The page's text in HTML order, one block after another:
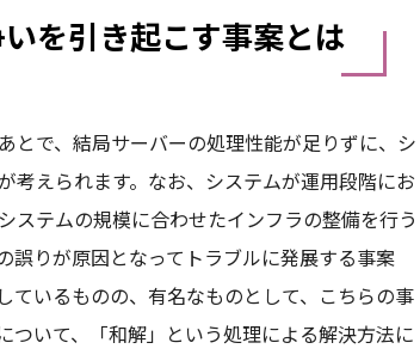
を引き起こす事案とは
とで、結局サーバーの処理性能が足りずに、シ
考えられます。なお、システムが運用段階にお
ステムの規模に合わせたインフラの整備を行う
誤りが原因となってトラブルに発展する事案
ているものの、有名なものとして、こちらの事
いて、「和解」という処理による解決方法に